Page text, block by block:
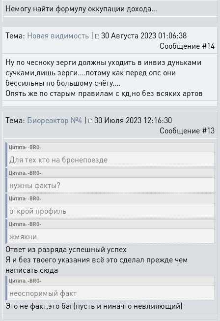
Немогу найти формулу оккупации дохода...
Тема: Новая видимость |
30 Августа 2023 01:06:38
Сообщение #14
Ну по чесноку зерги должны уходить в инвиз дуньками
сучками,лишь зерги....потому как перед опс они
бессильны по большому счёту....
Опять же по старым правилам с кд,но без всяких артов
Тема: Биореактор №4 |
30 Июля 2023 12:16:30
Сообщение #13
Цитата: -BRO-
Для тех кто на бронепоезде
Цитата: -BRO-
нужны факты?
Цитата: -BRO-
открой профиль
Цитата: -BRO-
жмякни
Ответ из разряда успешный успех
Я и без твоего указания всё это сделал прежде чем
написать сюда
Цитата: -BRO-
неоспоримый факт
Это не факт,это баг(пусть и ниначто невлияющий)